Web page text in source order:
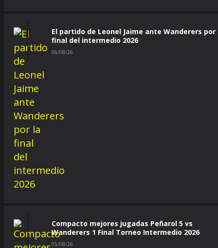
El partido de Leonel Jaime ante Wanderers por
final del intermedio 2026
06/08/26
Compacto mejores jugadas Peñarol 5 vs
Wanderers 1 Final Torneo Intermedio 2026
05/08/26